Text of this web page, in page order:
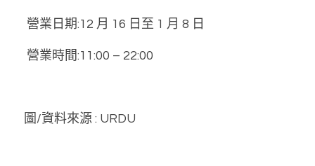
營業日期:12 月 16 日至 1 月 8 日
營業時間:11:00 – 22:00
圖/資料來源 : URDU